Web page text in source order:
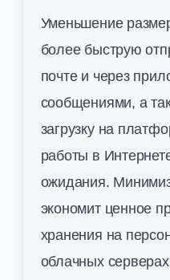
Уменьшение
более быструю
почте и через
сообщениями, а
загрузку на
работы в
ожидания.
экономит ценное
хранения на
облачных